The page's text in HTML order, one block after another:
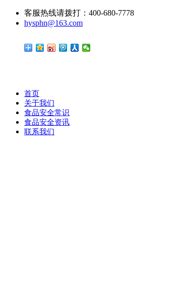
客服热线请拨打：400-680-7778
hysphn@163.com
首页
关于我们
食品安全常识
食品安全资讯
联系我们